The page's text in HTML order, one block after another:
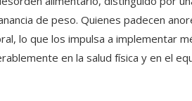
de peso. Quienes padecen
lo que los impulsa a implementar
en la salud física y en el